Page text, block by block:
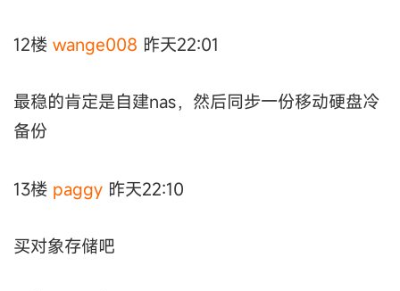
12楼 wange008 昨天22:01
最稳的肯定是自建nas，然后同步一份移动硬盘冷
备份
13楼 paggy 昨天22:10
买对象存储吧